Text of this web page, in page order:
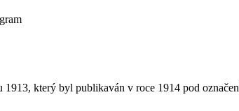
1913, který byl publikaván v roce 1914 pod